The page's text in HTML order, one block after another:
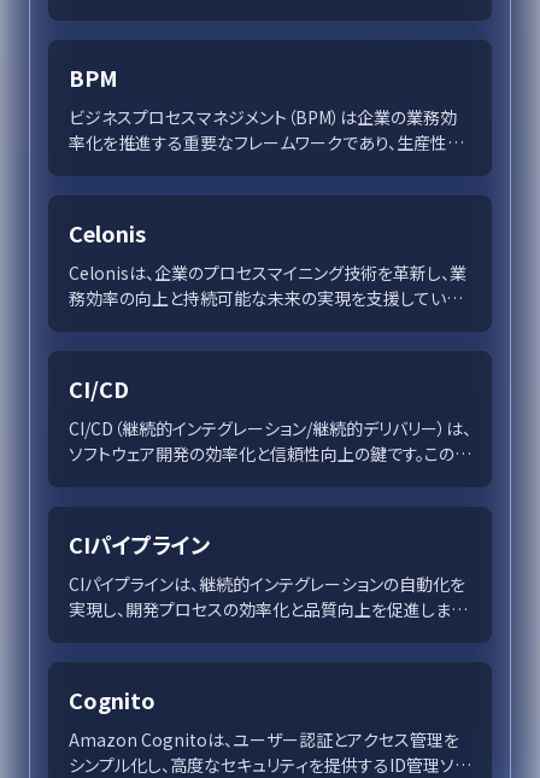
課題と解決策、セキュリティの強化方法までを徹底解説。
BPM
ビジネスプロセスマネジメント（BPM）は企業の業務効
率化を推進する重要なフレームワークであり、生産性向
プロセスの改善を図り、自動化やビジネスプロセス改革
BPMの利点と課題、成功事例を紹介し、現代の市場にお
けるトレンドも解説します。
Celonis
Celonisは、企業のプロセスマイニング技術を革新し、業
務効率の向上と持続可能な未来の実現を支援していま
迅速な意思決定と競争優位性を提供し続ける存在です。
CI/CD
CI/CD（継続的インテグレーション/継続的デリバリー）は、
ソフトウェア開発の効率化と信頼性向上の鍵です。この記
上を支えるCI/CDの基礎、ステップ、ツール、そして導入
るCI/CDの重要性を理解し、効果的に活用するための実
践的なガイドを提供します。
CIパイプライン
CIパイプラインは、継続的インテグレーションの自動化を
実現し、開発プロセスの効率化と品質向上を促進しま
のコラボレーションと透明性を強化。最新のツールであ
ロイメントが可能です。CIパイプラインの導入は、DevOps
文化推進の重要な要素として、競争力強化に寄与しま
す。
Cognito
Amazon Cognitoは、ユーザー認証とアクセス管理を
シンプル化し、高度なセキュリティを提供するID管理ソリ